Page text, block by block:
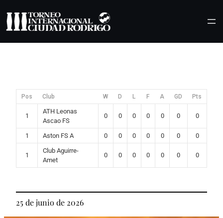
Pos Club W D L F A GD Pts
1
ATH Leonas
Ascao FS
0 0 0 0 0 0 0
1 Aston FS A 0 0 0 0 0 0 0
1
Club Aguirre-
Amet
0 0 0 0 0 0 0
25 de junio de 2026